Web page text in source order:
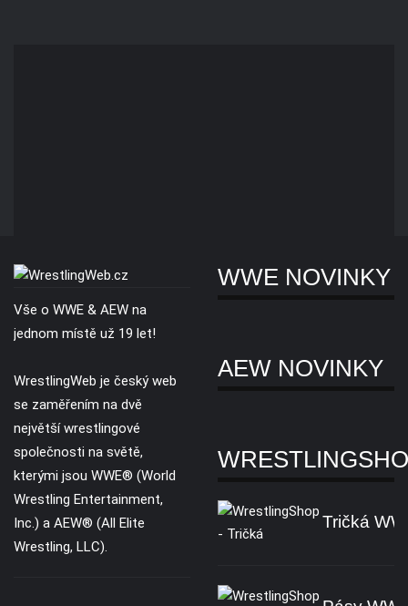
Vše o WWE & AEW na
jednom místě už 19 let!
WrestlingWeb je český web
se zaměřením na dvě
největší wrestlingové
společnosti na světě,
kterými jsou WWE® (World
Wrestling Entertainment,
Inc.) a AEW® (All Elite
Wrestling, LLC).
WWE NOVINKY
AEW NOVINKY
Tričká